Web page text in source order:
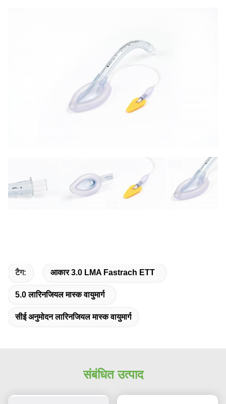
टैग: आकार 3.0 LMA Fastrach ETT
5.0 लारिनजियल मास्क वायुमार्ग
सीई अनुमोदन लारिनजियल मास्क वायुमार्ग
संबंधित उत्पाद